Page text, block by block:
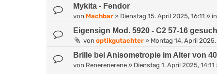
Mykita - Fendor
von Machbar » Dienstag 15. April 2025, 16:11 »
Eigensign Mod. 5920 - C2 57-16
von optikgutachter » Montag 14. April
Brille bei Anisometropie im Alter von 40
von Renerenerene » Dienstag 1. April 2025, 14:11